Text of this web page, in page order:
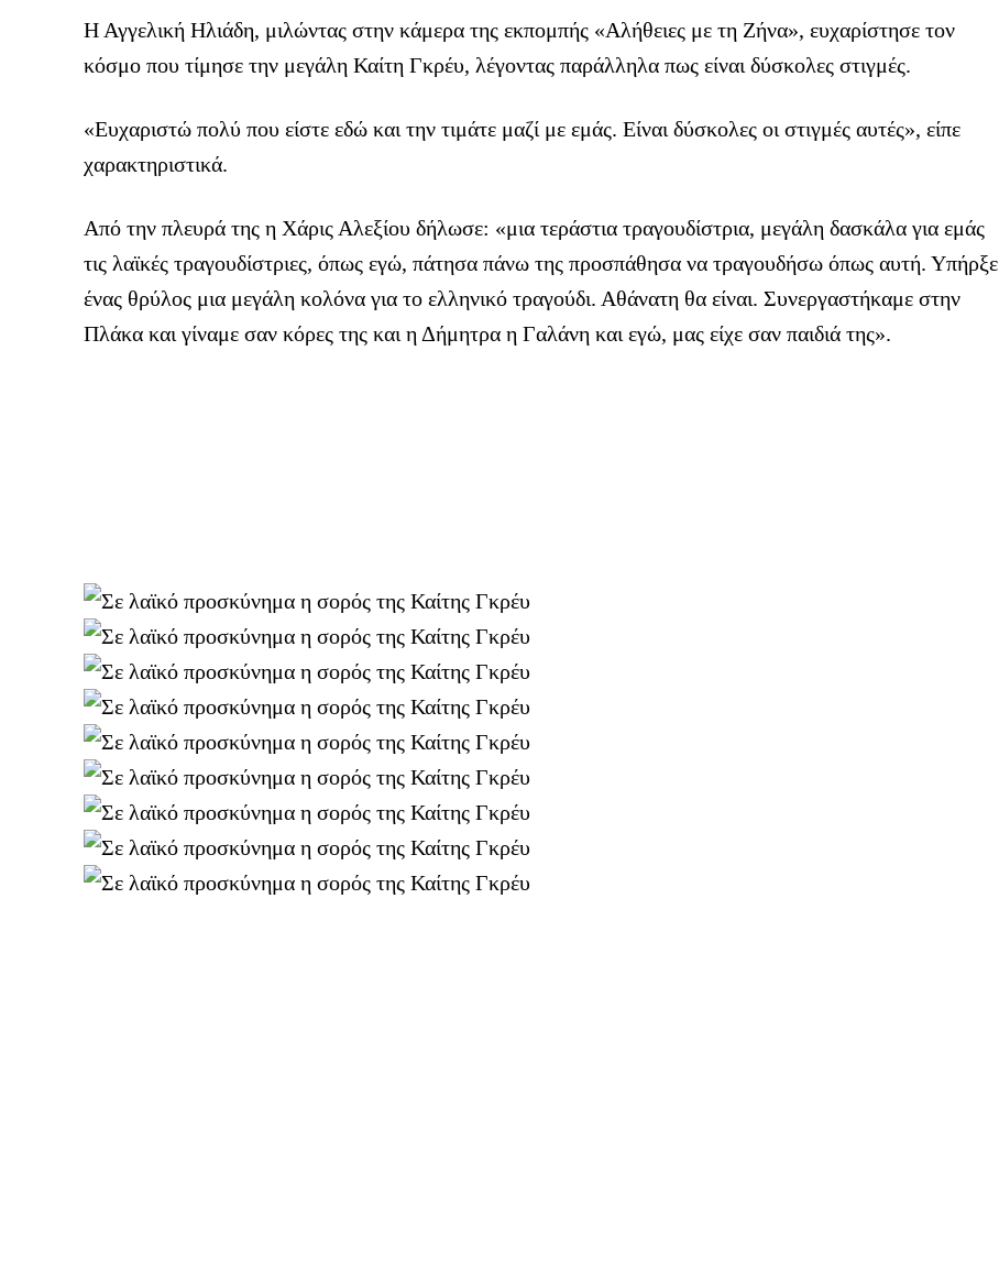
Η Αγγελική Ηλιάδη, μιλώντας στην κάμερα της εκπομπής «Αλήθειες με τη Ζήνα», ευχαρίστησε τον
κόσμο που τίμησε την μεγάλη Καίτη Γκρέυ, λέγοντας παράλληλα πως είναι δύσκολες στιγμές.
«Ευχαριστώ πολύ που είστε εδώ και την τιμάτε μαζί με εμάς. Είναι δύσκολες οι στιγμές αυτές», είπε
χαρακτηριστικά.
Από την πλευρά της η Χάρις Αλεξίου δήλωσε: «μια τεράστια τραγουδίστρια, μεγάλη δασκάλα για εμάς
τις λαϊκές τραγουδίστριες, όπως εγώ, πάτησα πάνω της προσπάθησα να τραγουδήσω όπως αυτή. Υπήρξε
ένας θρύλος μια μεγάλη κολόνα για το ελληνικό τραγούδι. Αθάνατη θα είναι. Συνεργαστήκαμε στην
Πλάκα και γίναμε σαν κόρες της και η Δήμητρα η Γαλάνη και εγώ, μας είχε σαν παιδιά της».